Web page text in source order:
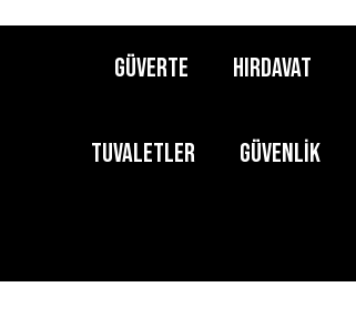
GÜVERTE HIRDAVAT
TUVALETLER GÜVENLİK